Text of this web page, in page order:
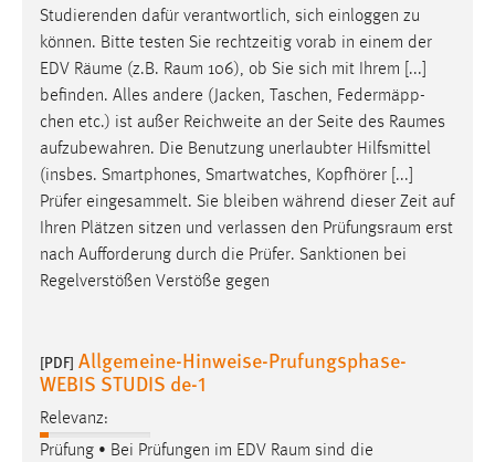
Studierenden dafür verantwortlich, sich einloggen zu
können. Bitte testen Sie rechtzeitig vorab in einem der
EDV Räume (z.B. Raum 106), ob Sie sich mit Ihrem [...]
befinden. Alles andere (Jacken, Taschen, Federmäpp-
chen etc.) ist außer Reichweite an der Seite des Raumes
aufzubewahren. Die Benutzung unerlaubter Hilfsmittel
(insbes. Smartphones, Smartwatches, Kopfhörer [...]
Prüfer eingesammelt. Sie bleiben während dieser Zeit auf
Ihren Plätzen sitzen und verlassen den Prüfungsraum erst
nach Aufforderung durch die Prüfer. Sanktionen bei
Regelverstößen Verstöße gegen
[PDF] Allgemeine-Hinweise-Prufungsphase-
WEBIS STUDIS de-1
Relevanz:
Prüfung • Bei Prüfungen im EDV Raum sind die